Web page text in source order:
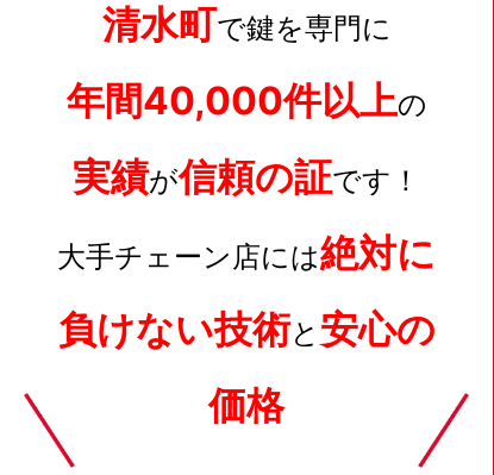
清水町で鍵を専門に
年間40,000件以上の
実績が信頼の証です！
大手チェーン店には絶対に
負けない技術と 安心の
価格